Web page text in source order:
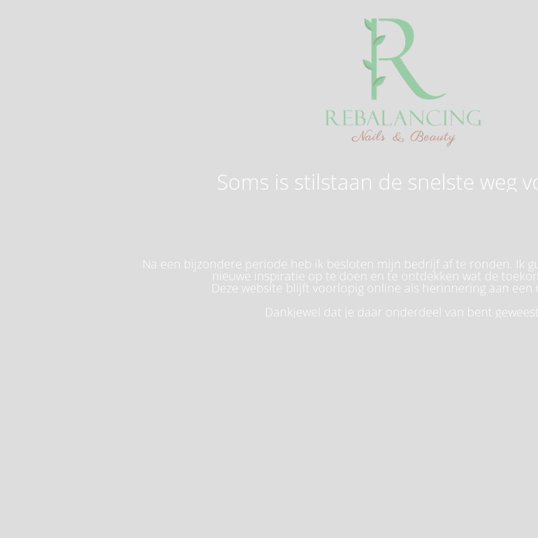
Soms is stilstaan de snelste weg
Na een bijzondere periode heb ik besloten mijn bedrijf af te ronden. Ik
nieuwe inspiratie op te doen en te ontdekken wat de
Deze website blijft voorlopig online als herinnering aan een
Dankjewel dat je daar onderdeel van bent